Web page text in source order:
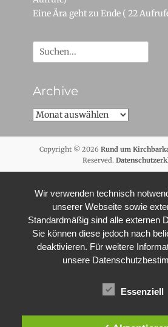
Eine Ära geht zu Ende ( 22
Suche
nach:
Archive
Archive
Copyright © 2026 Rund um
Reserved.
Wir verwenden technisch
unserer Webseite sowie
Standardmäßig sind alle externen
Sie können diese jedoch nach
deaktivieren. Für weitere
unsere
Essenziell